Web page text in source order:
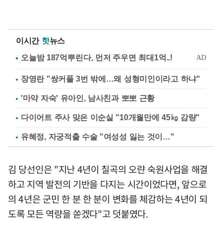
이시간 핫뉴스
장영란 "쌍커풀 3번 밖에…왜 성형미인이라고 하냐"
'마약 자숙' 유아인, 남사친과 뽀뽀 근황
다이어트 주사 맞은 이순실 "10개월만에 45㎏ 감량"
유혜정, 자궁적출 수술 "여성성 잃는 것이…"
김 당선인은 "지난 4년이 칠곡의 오랸 숙원사업을 해결
하고 지역 발전의 기반을 다지는 시간이었다면, 앞으로
의 4년은 군민 한 분 한 분이 변화를 체감하는 4년이 되
도록 모든 역량을 쏟겠다"고 덧붙였다.